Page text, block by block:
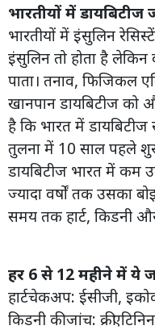
भारतीयों में डायबिटीज
भारतीयों में इंसुलिन
इंसुलिन तो होता है
पाता। तनाव, फिजिकल
खानपान डायबिटीज को
है कि भारत में डायबिटीज
तुलना में 10 साल पहले
डायबिटीज भारत में कम
ज्यादा वर्षों तक उसका
समय तक हार्ट, किडनी
हर 6 से 12 महीने में ये
हार्टचेकअप: ईसीजी,
किडनी की जांच: